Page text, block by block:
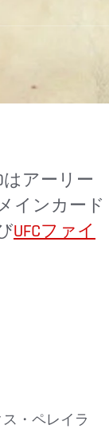
インカード
UFCファイ
ス・ペレイラ